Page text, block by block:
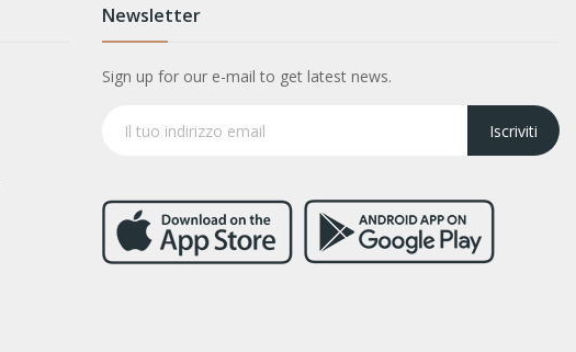
Newsletter
Sign up for our e-mail to get latest news.
Iscriviti